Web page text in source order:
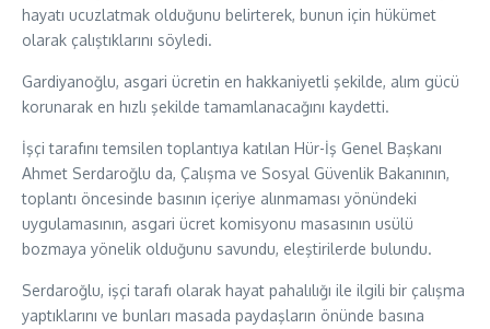
hayatı ucuzlatmak olduğunu belirterek, bunun için hükümet
olarak çalıştıklarını söyledi.
Gardiyanoğlu, asgari ücretin en hakkaniyetli şekilde, alım gücü
korunarak en hızlı şekilde tamamlanacağını kaydetti.
İşçi tarafını temsilen toplantıya katılan Hür-İş Genel Başkanı
Ahmet Serdaroğlu da, Çalışma ve Sosyal Güvenlik Bakanının,
toplantı öncesinde basının içeriye alınmaması yönündeki
uygulamasının, asgari ücret komisyonu masasının usülü
bozmaya yönelik olduğunu savundu, eleştirilerde bulundu.
Serdaroğlu, işçi tarafı olarak hayat pahalılığı ile ilgili bir çalışma
yaptıklarını ve bunları masada paydaşların önünde basına